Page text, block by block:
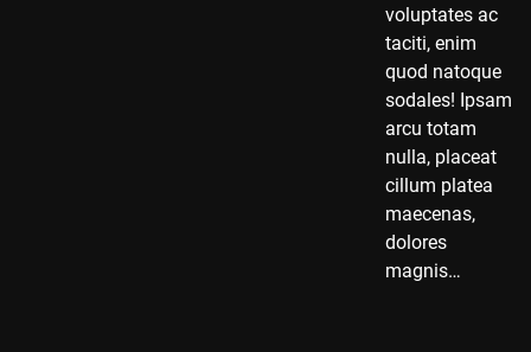
voluptates ac
taciti, enim
quod natoque
sodales! Ipsam
arcu totam
nulla, placeat
cillum platea
maecenas,
dolores
magnis…